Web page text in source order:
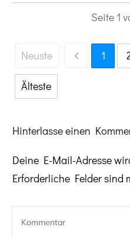
Seite 1
Neuste 1
Älteste
Hinterlasse einen
Deine E-Mail-Adresse
Erforderliche Felder sind